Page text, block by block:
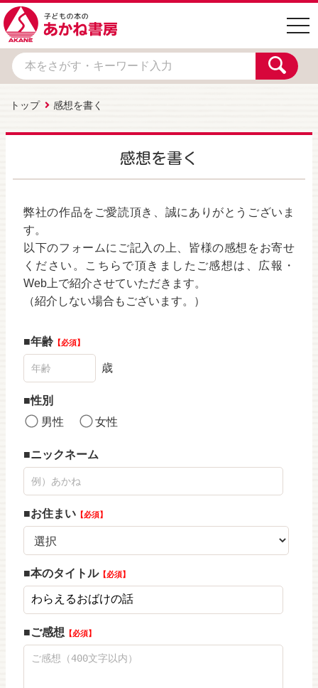
トップ 感想を書く
感想を書く
弊社の作品をご愛読頂き、誠にありがとうございま
す。
以下のフォームにご記入の上、皆様の感想をお寄せ
ください。こちらで頂きましたご感想は、広報・
Web上で紹介させていただきます。
（紹介しない場合もございます。）
年齢 必須
歳
性別
男性
女性
ニックネーム
お住まい 必須
本のタイトル 必須
ご感想 必須